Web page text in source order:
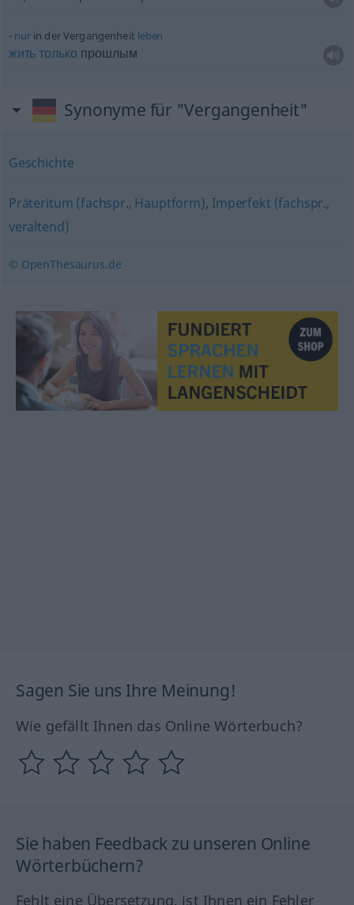
nurin der Vergangenheit leben
жить только прошлым
Synonyme für "Vergangenheit"
Geschichte
Präteritum (fachspr., Hauptform), Imperfekt (fachspr.,
veraltend)
© OpenThesaurus.de
Sagen Sie uns Ihre Meinung!
Wie gefällt Ihnen das Online Wörterbuch?
Sie haben Feedback zu unseren Online
Wörterbüchern?
Fehlt eine Übersetzung, ist Ihnen ein Fehler